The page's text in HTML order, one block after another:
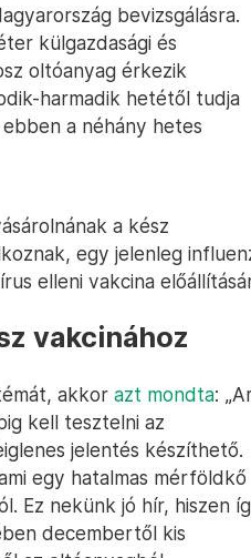
bevizsgálásra.
külgazdasági és
oltóanyag érkezik
harmadik hetétől tudja
a néhány hetes
a kész
egy jelenleg
elleni vakcina
vakcinához
akkor azt mondta:
kell tesztelni az
jelentés készíthető.
egy hatalmas mérföldkő
Ez nekünk jó hír, hiszen
decembertől kis